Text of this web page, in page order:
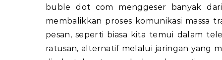
buble dot com menggeser banyak
membalikkan proses komunikasi massa
pesan, seperti biasa kita temui dalam
ratusan, alternatif melalui jaringan yang